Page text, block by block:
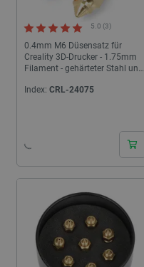
0.4mm M6 Düsensatz für
Creality 3D-Drucker - 1.75mm
Filament - gehärteter Stahl und
5.0 (3)
Index: CRL-24075